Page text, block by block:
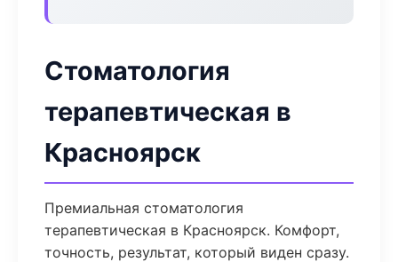
Стоматология
терапевтическая в
Красноярск
Премиальная стоматология
терапевтическая в Красноярск. Комфорт,
точность, результат, который виден сразу.